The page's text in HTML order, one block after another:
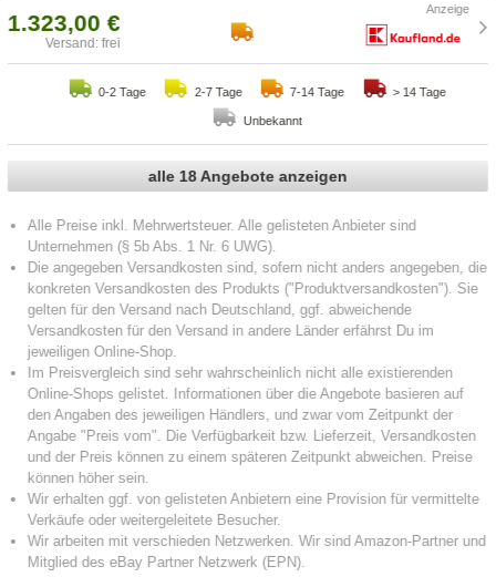
1.323,00 €
Versand: frei
0-2 Tage 2-7 Tage 7-14 Tage > 14 Tage
Unbekannt
alle 18 Angebote anzeigen